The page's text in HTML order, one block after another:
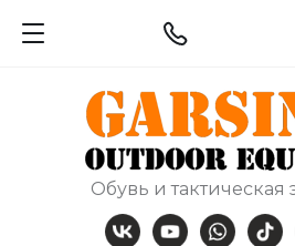
Обувь и тактическая